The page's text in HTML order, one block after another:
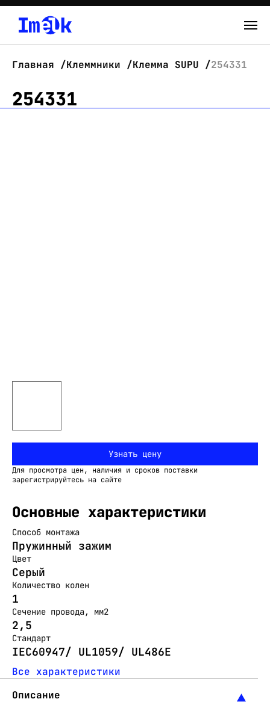
Главная Клеммники Клемма SUPU 254331
254331
Узнать цену
Для просмотра цен, наличия и сроков поставки
зарегистрируйтесь на сайте
Основные характеристики
Способ монтажа
Пружинный зажим
Цвет
Серый
Количество колен
1
Сечение провода, мм2
2,5
Стандарт
IEC60947/ UL1059/ UL486E
Все характеристики
Описание